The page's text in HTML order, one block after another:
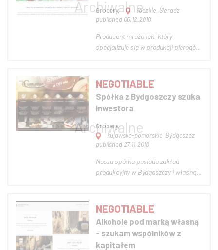
Grocery,
łódzkie, Sieradz
published 06.12.2018
Producent mrożonek, który
specjalizuje się w produkcji pierogów,
aktywnego inwestora- wspólnika z
wkładem finansowym. Poszukujemy
partnera z kontaktami i możliwością
wprowadzenia do dużych sie...
NEGOTIABLE
Spółka z Bydgoszczy szuka
inwestora
Grocery,
kujawsko-pomorskie, Bydgoszcz
published 27.11.2018
Nasza spółka posiada zakład
produkcyjny w Bydgoszczy i własną
Działamy od wielu lat na terenie
województwa kujawsko-pomorskiego
i poza jego granicami. Specjalizujemy
się w produkcji wyrob...
NEGOTIABLE
Alkohole pod marką własną
- szukam wspólników z
kapitałem